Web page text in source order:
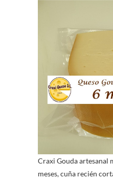
Craxi Gouda artesanal
meses, cuña recién